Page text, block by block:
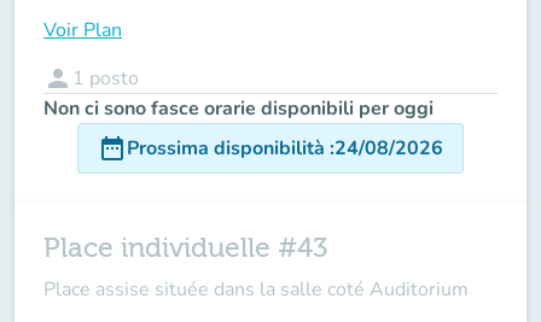
Voir Plan
person 1 posto
Non ci sono fasce orarie disponibili per oggi
date_rangeProssima disponibilità :24/08/2026
Place individuelle #43
Place assise située dans la salle coté Auditorium